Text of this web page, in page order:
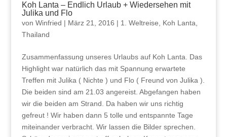
Koh Lanta – Endlich Urlaub + Wiedersehen mit
Julika und Flo
von Winfried | März 21, 2016 | 1. Weltreise, Koh Lanta,
Thailand
Zusammenfassung unseres Urlaubs auf Koh Lanta. Das
Highlight war natürlich das mit Spannung erwartete
Treffen mit Julika ( Nichte ) und Flo ( Freund von Julika ).
Die beiden sind am 21.03 angereist. Abgefangen haben
wir die beiden am Strand. Da haben wir uns richtig
gefreut ! Wir haben dann 5 tolle und entspannte Tage
miteinander verbracht. Wir lassen die Bilder sprechen.